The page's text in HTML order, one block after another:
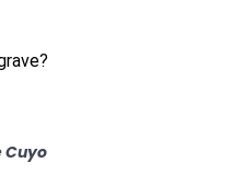
Cuyo